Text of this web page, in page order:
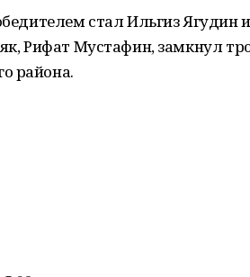
стал Ильгиз Ягудин
Рифат Мустафин, замкнул
района.